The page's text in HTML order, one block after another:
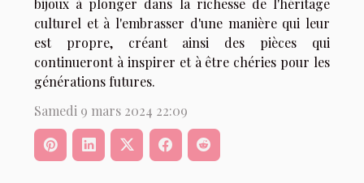
bijoux à plonger dans la richesse de l'héritage
culturel et à l'embrasser d'une manière qui leur
est propre, créant ainsi des pièces qui
continueront à inspirer et à être chéries pour les
générations futures.
Samedi 9 mars 2024 22:09